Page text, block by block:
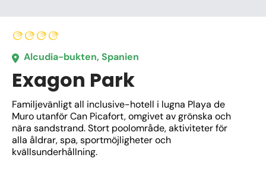
Alcudia-bukten, Spanien
Exagon Park
Familjevänligt all inclusive-hotell i lugna Playa de
Muro utanför Can Picafort, omgivet av grönska och
nära sandstrand. Stort poolområde, aktiviteter för
alla åldrar, spa, sportmöjligheter och
kvällsunderhållning.